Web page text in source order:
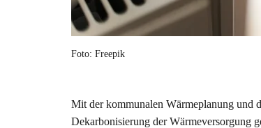
Foto: Freepik
Mit der kommunalen Wärmeplanung und
Dekarbonisierung der Wärmeversorgung